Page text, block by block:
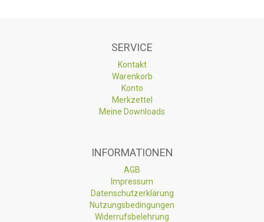
SERVICE
Kontakt
Warenkorb
Konto
Merkzettel
Meine Downloads
INFORMATIONEN
AGB
Impressum
Datenschutzerklärung
Nutzungsbedingungen
Widerrufsbelehrung